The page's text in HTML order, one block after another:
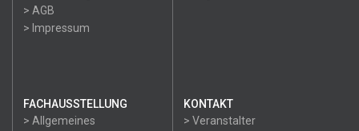
> AGB
> Impressum
FACHAUSSTELLUNG
> Allgemeines
KONTAKT
> Veranstalter